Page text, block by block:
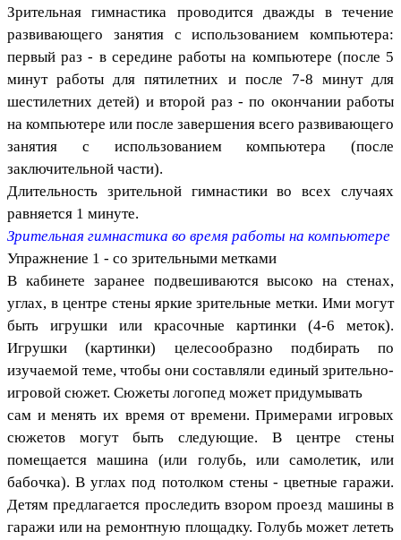
Зрительная гимнастика проводится дважды в течение
развивающего занятия с использованием компьютера:
первый раз - в середине работы на компьютере (после 5
минут работы для пятилетних и после 7-8 минут для
шестилетних детей) и второй раз - по окончании работы
на компьютере или после завершения всего развивающего
занятия с использованием компьютера (после
заключительной части).
Длительность зрительной гимнастики во всех случаях
равняется 1 минуте.
Зрительная гимнастика во время работы на компьютере
Упражнение 1 - со зрительными метками
В кабинете заранее подвешиваются высоко на стенах,
углах, в центре стены яркие зрительные метки. Ими могут
быть игрушки или красочные картинки (4-6 меток).
Игрушки (картинки) целесообразно подбирать по
изучаемой теме, чтобы они составляли единый зрительно-
игровой сюжет. Сюжеты логопед может придумывать
сам и менять их время от времени. Примерами игровых
сюжетов могут быть следующие. В центре стены
помещается машина (или голубь, или самолетик, или
бабочка). В углах под потолком стены - цветные гаражи.
Детям предлагается проследить взором проезд машины в
гаражи или на ремонтную площадку. Голубь может лететь